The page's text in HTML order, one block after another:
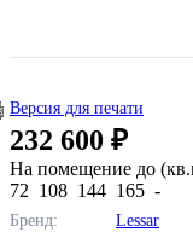
Версия для печати
232 600 ₽
На помещение до
72 108 144 165 -
Бренд:
Lessar